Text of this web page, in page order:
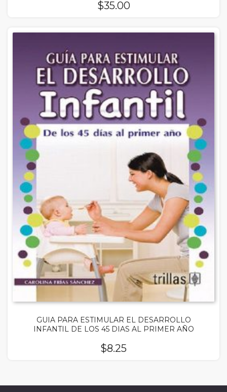
$35.00
GUIA PARA ESTIMULAR EL DESARROLLO
INFANTIL DE LOS 45 DIAS AL PRIMER AÑO
$8.25